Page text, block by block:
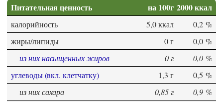
Питательная ценность на 100г 2000 ккал
калорийность 5,0 ккал
0,2 %
жиры/липиды
0 г
0,0 %
из них насыщенных жиров
0 г
0,0 %
углеводы (вкл. клетчатку)
1,3 г
0,5 %
из них сахара
0,85 г
0,9 %